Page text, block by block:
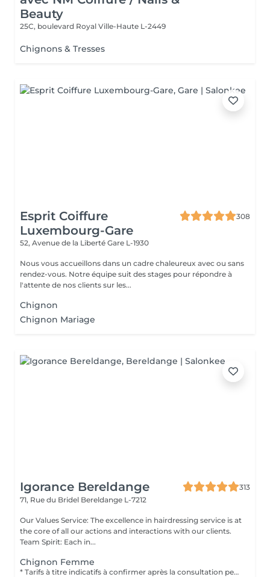
Beauty
25C, boulevard Royal Ville-Haute L-2449
Chignons & Tresses
Esprit Coiffure
Luxembourg-Gare
308
52, Avenue de la Liberté Gare L-1930
Nous vous accueillons dans un cadre chaleureux avec ou sans
rendez-vous. Notre équipe suit des stages pour répondre à
l'attente de nos clients sur les...
Chignon
Chignon Mariage
Igorance Bereldange
313
71, Rue du Bridel Bereldange L-7212
Our Values Service: The excellence in hairdressing service is at
the core of all our actions and interactions with our clients.
Team Spirit: Each in...
Chignon Femme
* Tarifs à titre indicatifs à confirmer après la consultation personnalisée établit auprès de votre coiffeur/stylist/spécialiste * La direction se réserve le droit dapporter des modifications pour le bon fonctionnement du salon